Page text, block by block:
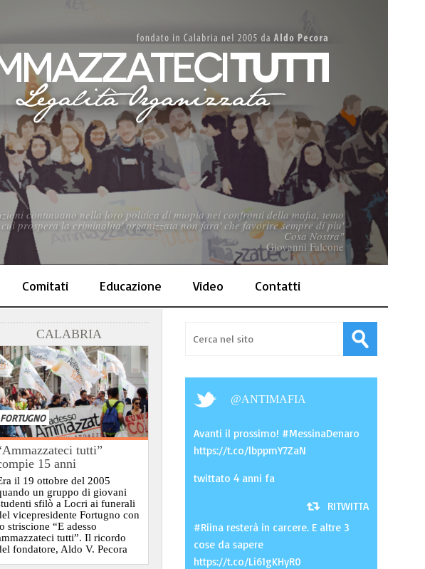
continuano nella loro politica di miopia nei confronti della mafia, temo
prospera la criminalita' organizzata non fara' che favorire sempre di piu'
Cosa Nostra"
Giovanni Falcone
Comitati Educazione Video Contatti
CALABRIA
FORTUGNO
tutti”
15 anni
il 19 ottobre del 2005
un gruppo di giovani
sfilò a Locri ai funerali
vicepresidente Fortugno con
striscione “E adesso
tutti”. Il ricordo
fondatore, Aldo V. Pecora
@ANTIMAFIA
Avanti il prossimo! #MessinaDenaro
https://t.co/lbppmY7ZaN
twittato 4 anni fa
RITWITTA
#Riina resterà in carcere. E altre 3
cose da sapere
https://t.co/Li61gKHyR0